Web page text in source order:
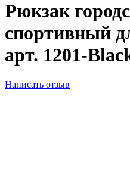
Рюкзак
спортивный
арт. 1201-
Написать отзыв